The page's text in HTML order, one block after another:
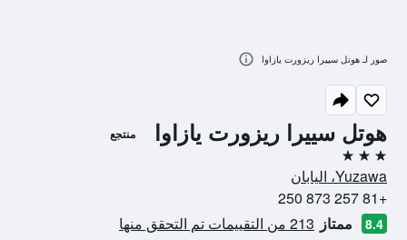
هوتل سييرا ريزورت يازاوا منتجع
3 نجوم
Yuzawa، اليابان
+81 257 873 250
8.4 ممتاز 213 من التقييمات تم التحقق منها
صور لـ هوتل سييرا ريزورت يازاوا